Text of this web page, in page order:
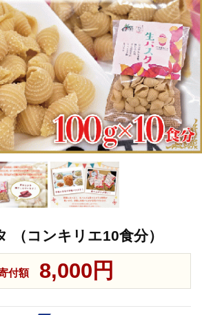
（コンキリエ10食分）
付額 8,000円